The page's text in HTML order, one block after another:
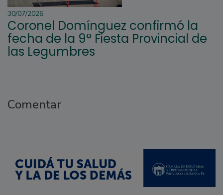
30/07/2026
Coronel Domínguez confirmó la
fecha de la 9° Fiesta Provincial de
las Legumbres
Comentar